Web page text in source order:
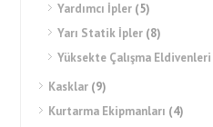
Yardımcı İpler (5)
Yarı Statik İpler (8)
Yüksekte Çalışma Eldivenleri
Kasklar (9)
Kurtarma Ekipmanları (4)